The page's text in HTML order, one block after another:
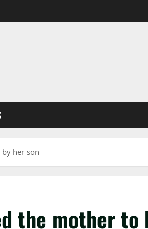
her son
the mother